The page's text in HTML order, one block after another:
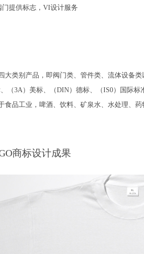
提供标志，VI设计服务
大类别产品，即阀门类、管件类、流体设备
（3A）美标、（DIN）德标、（IS0）国际
食品工业，啤酒、饮料、矿泉水、水处理、
商标设计成果